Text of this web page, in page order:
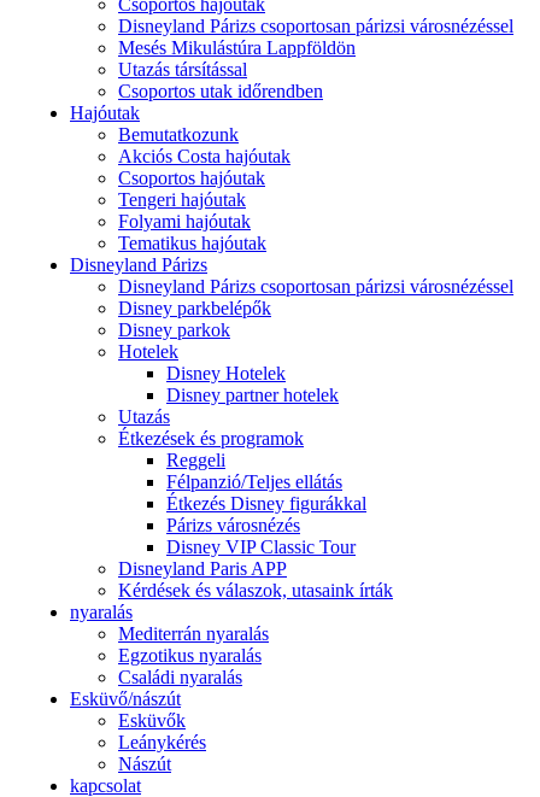
Csoportos hajóutak
Disneyland Párizs csoportosan párizsi városnézéssel
Mesés Mikulástúra Lappföldön
Utazás társítással
Csoportos utak időrendben
Hajóutak
Bemutatkozunk
Akciós Costa hajóutak
Csoportos hajóutak
Tengeri hajóutak
Folyami hajóutak
Tematikus hajóutak
Disneyland Párizs
Disneyland Párizs csoportosan párizsi városnézéssel
Disney parkbelépők
Disney parkok
Hotelek
Disney Hotelek
Disney partner hotelek
Utazás
Étkezések és programok
Reggeli
Félpanzió/Teljes ellátás
Étkezés Disney figurákkal
Párizs városnézés
Disney VIP Classic Tour
Disneyland Paris APP
Kérdések és válaszok, utasaink írták
nyaralás
Mediterrán nyaralás
Egzotikus nyaralás
Családi nyaralás
Esküvő/nászút
Esküvők
Leánykérés
Nászút
kapcsolat